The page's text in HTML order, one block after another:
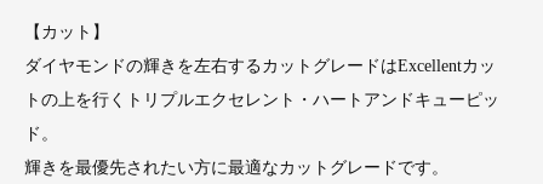
【カット】
ダイヤモンドの輝きを左右するカットグレードはExcellentカッ
トの上を行くトリプルエクセレント・ハートアンドキューピッ
ド。
輝きを最優先されたい方に最適なカットグレードです。